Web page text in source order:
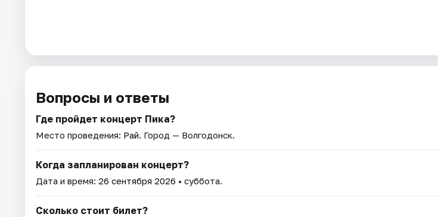
Вопросы и ответы
Где пройдет концерт Пика?
Место проведения: Рай. Город — Волгодонск.
Когда запланирован концерт?
Дата и время: 26 сентября 2026 • суббота.
Сколько стоит билет?